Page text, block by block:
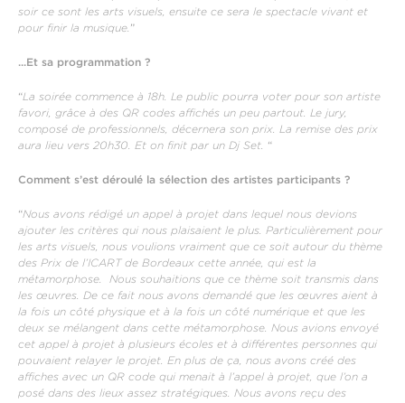
soir ce sont les arts visuels, ensuite ce sera le spectacle vivant et
pour finir la musique. ”
...Et sa programmation ?
“La soirée commence à 18h. Le public pourra voter pour son artiste
favori, grâce à des QR codes affichés un peu partout. Le jury,
composé de professionnels, décernera son prix. La remise des prix
aura lieu vers 20h30. Et on finit par un Dj Set. “
Comment s’est déroulé la sélection des artistes participants ?
“Nous avons rédigé un appel à projet dans lequel nous devions
ajouter les critères qui nous plaisaient le plus. Particulièrement pour
les arts visuels, nous voulions vraiment que ce soit autour du thème
des Prix de l’ICART de Bordeaux cette année, qui est la
métamorphose. Nous souhaitions que ce thème soit transmis dans
les œuvres. De ce fait nous avons demandé que les œuvres aient à
la fois un côté physique et à la fois un côté numérique et que les
deux se mélangent dans cette métamorphose. Nous avions envoyé
cet appel à projet à plusieurs écoles et à différentes personnes qui
pouvaient relayer le projet. En plus de ça, nous avons créé des
affiches avec un QR code qui menait à l’appel à projet, que l’on a
posé dans des lieux assez stratégiques. Nous avons reçu des